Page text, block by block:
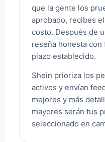
que la gente los
aprobado, recibes
costo. Después de
reseña honesta
plazo establecido.
Shein prioriza los
activos y envían
mejores y más
mayores serán tus
seleccionado en